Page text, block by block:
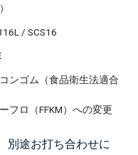
/ SCS16
ンゴム（食品衛生法適合
フロ（FFKM）への変更
別途お打ち合わせに